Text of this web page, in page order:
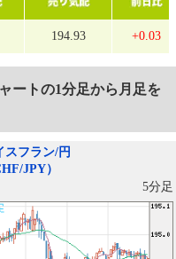
194.93 +0.03
ートの1分足から月足を
スフラン/円
JPY）
5分足